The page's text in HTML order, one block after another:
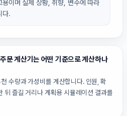
용이며 실제 상황, 취향, 변수에 따라
다.
문 계산기는 어떤 기준으로 계산하나
수량과 가성비를 계산합니다. 인원, 확
뒤 즐길 거리나 계획용 시뮬레이션 결과를